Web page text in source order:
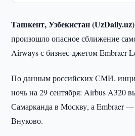
Ташкент, Узбекистан
произошло опасное сближение
Airways с бизнес-джетом Embraer
По данным российских СМИ,
ночь на 29 сентября: Airbus A320
Самарканда в Москву, а Embraer
Внуково.